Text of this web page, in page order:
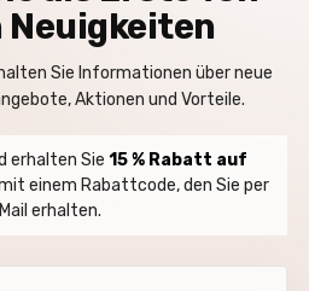
Neuigkeiten
Sie Informationen über neue
Aktionen und Vorteile.
erhalten Sie 15 % Rabatt auf
einem Rabattcode, den Sie per
erhalten.